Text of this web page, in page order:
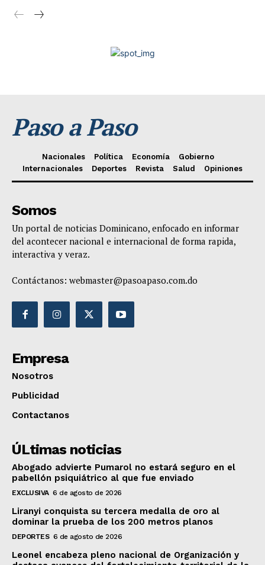
Paso a Paso
Nacionales Política Economía
Gobierno
Internacionales
Deportes Revista Salud Opiniones
Somos
Un portal de noticias Dominicano, enfocado en informar
del acontecer nacional e internacional de forma rapida,
interactiva y veraz.
Contáctanos: webmaster@pasoapaso.com.do
Empresa
Nosotros
Publicidad
Contactanos
ÚLtimas noticias
Abogado advierte Pumarol no estará seguro en el
pabellón psiquiátrico al que fue enviado
EXCLUSIVA 6 de agosto de 2026
Liranyi conquista su tercera medalla de oro al
dominar la prueba de los 200 metros planos
DEPORTES 6 de agosto de 2026
Leonel encabeza pleno nacional de Organización y